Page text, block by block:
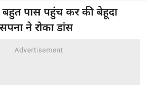
पास पहुंच कर की बेहूदा
ने रोका डांस